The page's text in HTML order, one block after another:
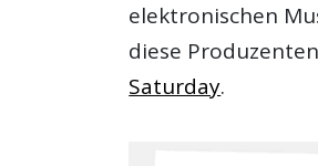
elektronischen
diese
Saturday.